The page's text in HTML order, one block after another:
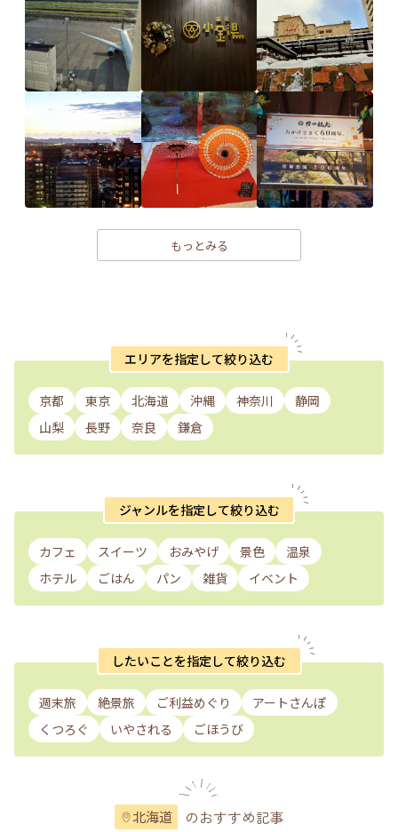
もっとみる
エリアを指定して絞り込む
京都 東京 北海道 沖縄 神奈川
静岡
山梨
長野 奈良 鎌倉
ジャンルを指定して絞り込む
カフェ スイーツ おみやげ 景色
温泉
ホテル
ごはん パン 雑貨 イベント
したいことを指定して絞り込む
週末旅 絶景旅 ご利益めぐり
アートさんぽ
くつろぐ
いやされる ごほうび
北海道 のおすすめ記事